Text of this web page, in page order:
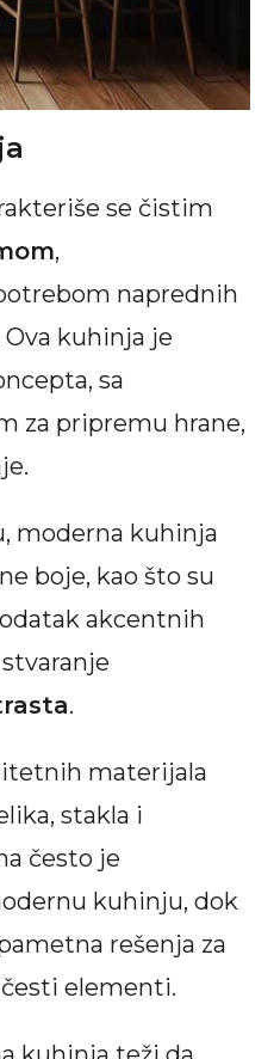
se čistim
,
naprednih
kuhinja je
sa
za pripremu hrane,
moderna kuhinja
boje, kao što su
akcentnih
.
materijala
stakla i
često je
kuhinju, dok
rešenja za
elementi.